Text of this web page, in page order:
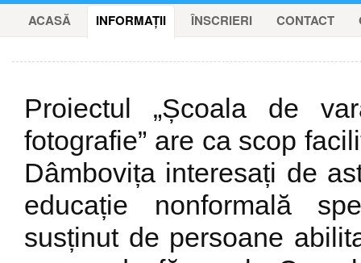
ACASĂ INFORMAȚII ÎNSCRIERI CONTACT
Proiectul „Școala de
fotografie” are ca scop
Dâmbovița interesați de
educație nonformală
susținut de persoane